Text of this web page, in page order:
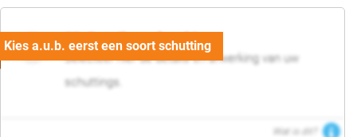
03. Detail en afwerking
Selecteer hier de details en afwerking van uw
schuttings.
Wat is dit?